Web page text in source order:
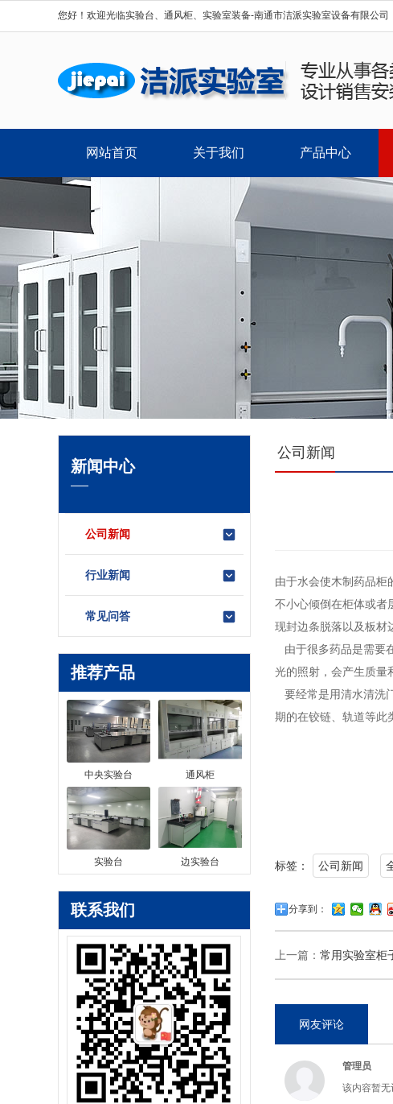
您好！欢迎光临实验台、通风柜、实验室装备-南通市洁派实验室设备有限公司
网站首页 关于我们 产品中心
新闻中心
公司新闻
行业新闻
常见问答
推荐产品
中央实验台 通风柜
实验台 边实验台
联系我们
公司新闻
由于水会使木制药品柜
不小心倾倒在柜体或者
现封边条脱落以及板材
由于很多药品是需要
光的照射，会产生质量
要经常是用清水清洗
期的在铰链、轨道等此
标签： 公司新闻
分享到：
上一篇： 常用实验室柜
网友评论
管理员
该内容暂无